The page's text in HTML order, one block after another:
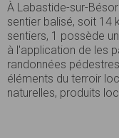
À Labastide-sur-
sentier balisé, soit 14
sentiers, 1 possède
à l'application de les
randonnées
éléments du terroir
naturelles, produits